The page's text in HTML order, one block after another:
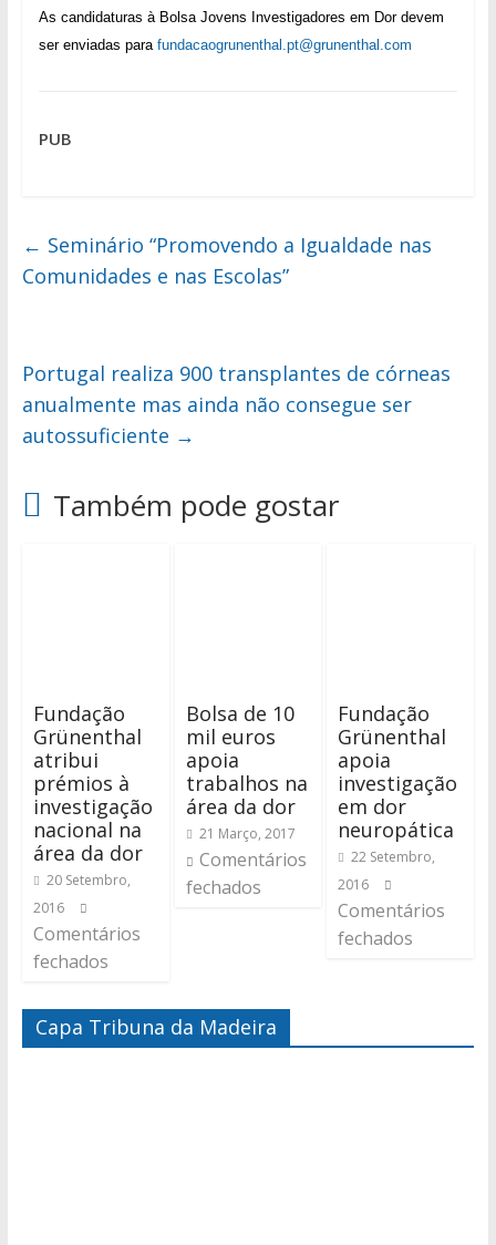
As candidaturas à Bolsa Jovens Investigadores em Dor devem
ser enviadas para fundacaogrunenthal.pt@grunenthal.com
PUB
← Seminário “Promovendo a Igualdade nas
Comunidades e nas Escolas”
Portugal realiza 900 transplantes de córneas
anualmente mas ainda não consegue ser
autossuficiente →
Também pode gostar
Fundação
Grünenthal
atribui
prémios à
investigação
nacional na
área da dor
20 Setembro,
2016
Comentários
fechados
Bolsa de 10
mil euros
apoia
trabalhos na
área da dor
21 Março, 2017
Comentários
fechados
Fundação
Grünenthal
apoia
investigação
em dor
neuropática
22 Setembro,
2016
Comentários
fechados
Capa Tribuna da Madeira